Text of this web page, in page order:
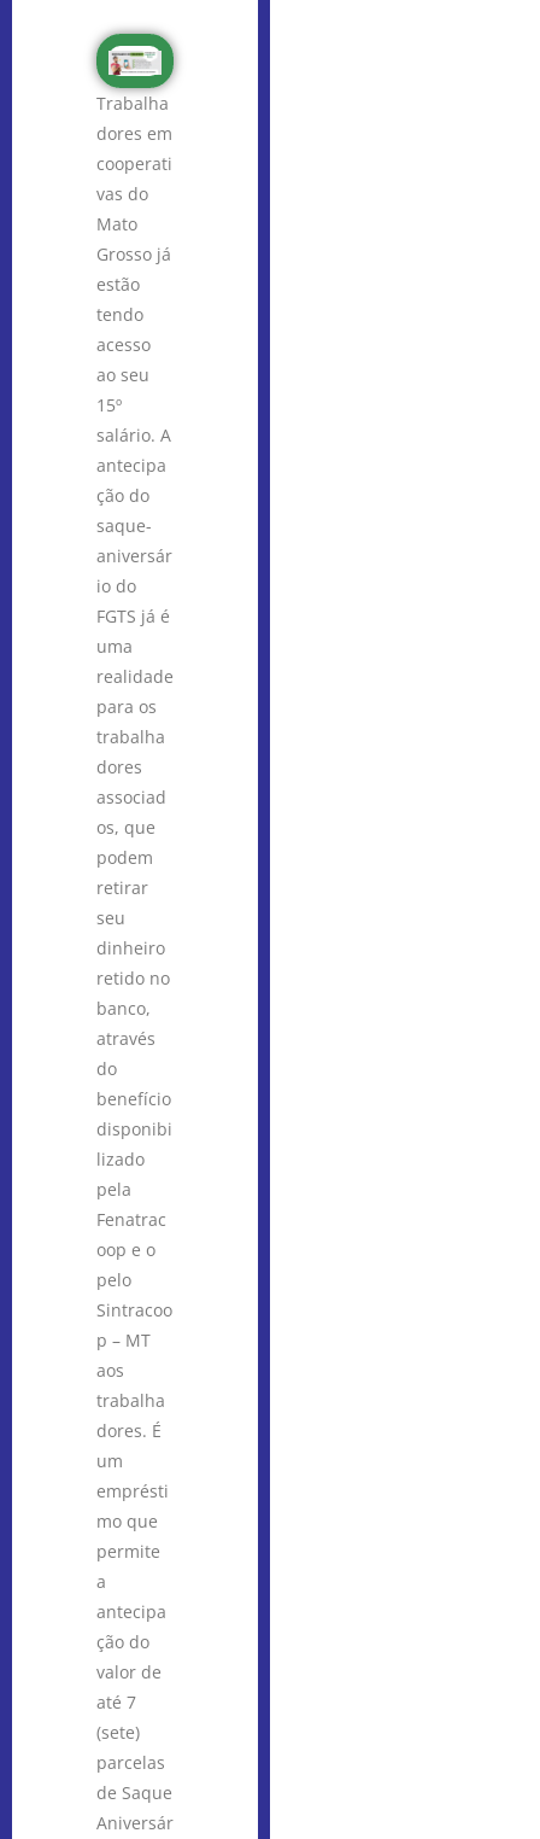
Trabalha
dores em
cooperati
vas do
Mato
Grosso já
estão
tendo
acesso
ao seu
15º
salário. A
antecipa
ção do
saque-
aniversár
io do
FGTS já é
uma
realidade
para os
trabalha
dores
associad
os, que
podem
retirar
seu
dinheiro
retido no
banco,
através
do
benefício
disponibi
lizado
pela
Fenatrac
oop e o
pelo
Sintracoo
p – MT
aos
trabalha
dores. É
um
emprésti
mo que
permite
a
antecipa
ção do
valor de
até 7
(sete)
parcelas
de Saque
Aniversár